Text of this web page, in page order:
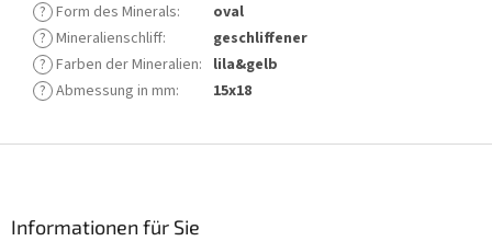
? Form des Minerals:
oval
? Mineralienschliff:
geschliffener
? Farben der Mineralien: lila&gelb
? Abmessung in mm: 15x18
Informationen für Sie